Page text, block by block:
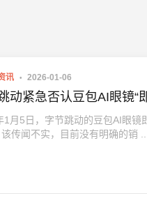
讯 2026-01-06
动紧急否认豆包AI眼镜“
1月5日，字节跳动的豆包AI眼镜
传闻不实，目前没有明确的销 ...